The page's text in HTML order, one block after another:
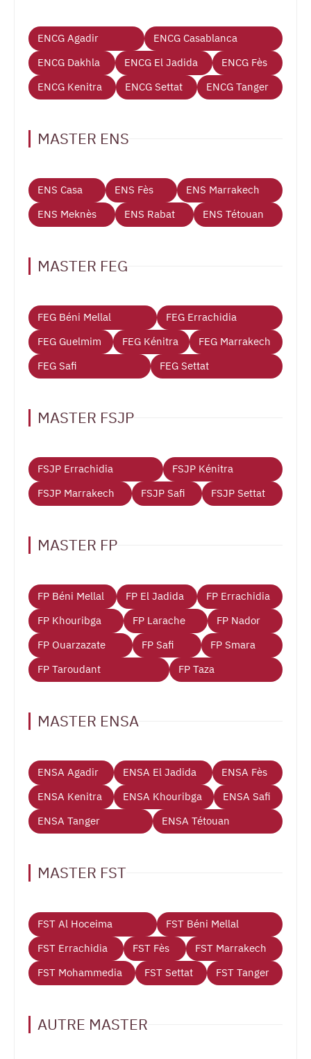
ENCG Agadir
ENCG Casablanca
ENCG Dakhla
ENCG El Jadida
ENCG Fès
ENCG Kenitra
ENCG Settat ENCG Tanger
MASTER ENS
ENS Casa ENS Fès
ENS Marrakech
ENS Meknès
ENS Rabat ENS Tétouan
MASTER FEG
FEG Béni Mellal
FEG Errachidia
FEG Guelmim
FEG Kénitra
FEG Marrakech
FEG Safi
FEG Settat
MASTER FSJP
FSJP Errachidia
FSJP Kénitra
FSJP Marrakech
FSJP Safi FSJP Settat
MASTER FP
FP Béni Mellal FP El Jadida
FP Errachidia
FP Khouribga
FP Larache
FP Nador
FP Ouarzazate
FP Safi
FP Smara
FP Taroudant
FP Taza
MASTER ENSA
ENSA Agadir ENSA El Jadida
ENSA Fès
ENSA Kenitra
ENSA Khouribga
ENSA Safi
ENSA Tanger
ENSA Tétouan
MASTER FST
FST Al Hoceima
FST Béni Mellal
FST Errachidia
FST Fès
FST Marrakech
FST Mohammedia
FST Settat FST Tanger
AUTRE MASTER